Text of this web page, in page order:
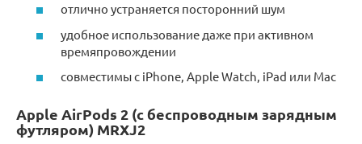
отлично устраняется посторонний шум
удобное использование даже при активном
времяпровождении
совместимы с iPhone, Apple Watch, iPad или Mac
Apple AirPods 2 (с беспроводным зарядным
футляром) MRXJ2